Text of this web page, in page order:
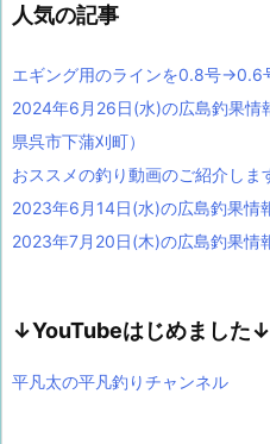
人気の記事
エギング用のラインを0.8号→0.6
2024年6月26日(水)の広島釣果情
県呉市下蒲刈町）
おススメの釣り動画のご紹介し
2023年6月14日(水)の広島釣果情
2023年7月20日(木)の広島釣果情
↓YouTubeはじめました↓
平凡太の平凡釣りチャンネル